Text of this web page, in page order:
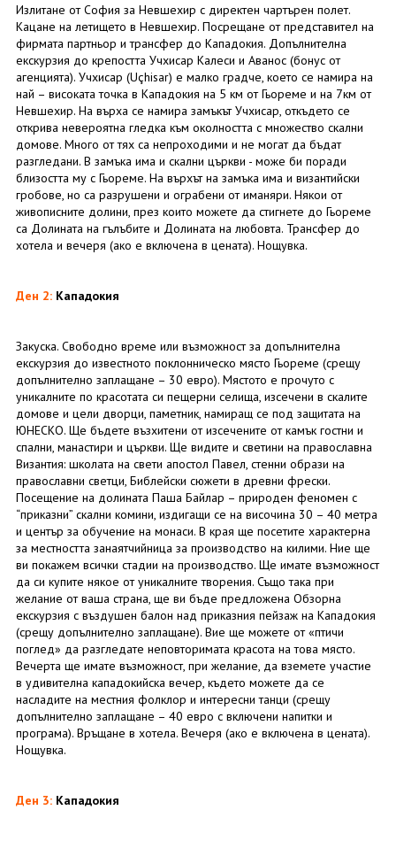
Излитане от София за Невшехир с директен чартърен полет.
Кацане на летището в Невшехир. Посрещане от представител на
фирмата партньор и трансфер до Кападокия. Допълнителна
екскурзия до крепостта Учхисар Калеси и Аванос (бонус от
агенцията). Учхисар (Uçhisar) е малко градче, което се намира на
най – високата точка в Кападокия на 5 км от Гьореме и на 7км от
Невшехир. На върха се намира замъкът Учхисар, откъдето се
открива невероятна гледка към околността с множество скални
домове. Много от тях са непроходими и не могат да бъдат
разгледани. В замъка има и скални църкви - може би поради
близостта му с Гьореме. На върхът на замъка има и византийски
гробове, но са разрушени и ограбени от иманяри. Някои от
живописните долини, през които можете да стигнете до Гьореме
са Долината на гълъбите и Долината на любовта. Трансфер до
хотела и вечеря (ако е включена в цената). Нощувка.
Ден 2:Кападокия
Закуска. Свободно време или възможност за допълнителна
екскурзия до известното поклонническо място Гьореме (срещу
допълнително заплащане – 30 евро). Мястото е прочуто с
уникалните по красотата си пещерни селища, изсечени в скалите
домове и цели дворци, паметник, намиращ се под защитата на
ЮНЕСКО. Ще бъдете възхитени от изсечените от камък гостни и
спални, манастири и църкви. Ще видите и светини на православна
Византия: школата на свети апостол Павел, стенни образи на
православни светци, Библейски сюжети в древни фрески.
Посещение на долината Паша Байлар – природен феномен с
“приказни” скални комини, издигащи се на височина 30 – 40 метра
и център за обучение на монаси. В края ще посетите характерна
за местността занаятчийница за производство на килими. Ние ще
ви покажем всички стадии на производство. Ще имате възможност
да си купите някое от уникалните творения. Също така при
желание от ваша страна, ще ви бъде предложена Обзорна
екскурзия с въздушен балон над приказния пейзаж на Кападокия
(срещу допълнително заплащане). Вие ще можете от «птичи
поглед» да разгледате неповторимата красота на това място.
Вечерта ще имате възможност, при желание, да вземете участие
в удивителна кападокийска вечер, където можете да се
насладите на местния фолклор и интересни танци (срещу
допълнително заплащане – 40 евро с включени напитки и
програма). Връщане в хотела. Вечеря (ако е включена в цената).
Нощувка.
Ден 3:Кападокия